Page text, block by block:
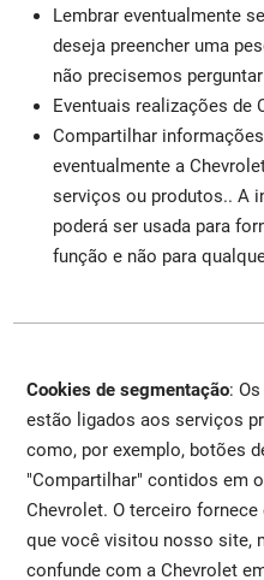
Lembrar eventualmente
deseja preencher uma
não precisemos
Eventuais realizações de
Compartilhar
eventualmente a
serviços ou produtos.. A
poderá ser usada para
função e não para
Cookies de segmentação:
estão ligados aos serviços
como, por exemplo, botões
"Compartilhar" contidos em
Chevrolet. O terceiro
que você visitou nosso site,
confunde com a Chevrolet